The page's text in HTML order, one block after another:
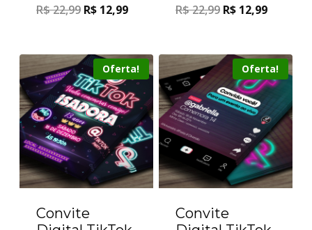
R$22,99 R$ 12,99 R$22,99 R$ 12,99
Oferta!
Convite
Oferta!
Convite